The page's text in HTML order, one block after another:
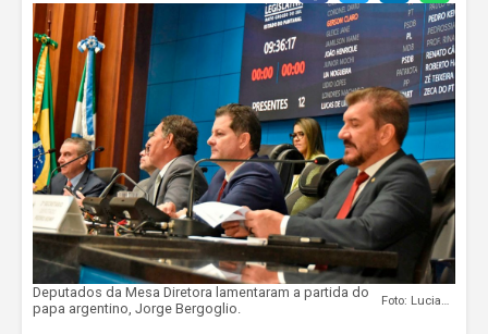
Deputados da Mesa Diretora lamentaram a partida do
papa argentino, Jorge Bergoglio.
Foto: Luciana Nassar